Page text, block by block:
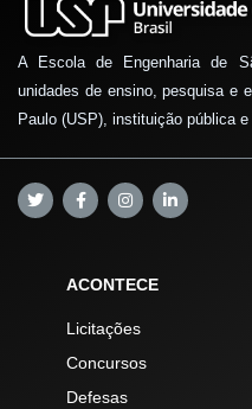
A Escola de Engenharia de
unidades de ensino, pesquisa e
Paulo (USP), instituição pública
ACONTECE
Licitações
Concursos
Defesas